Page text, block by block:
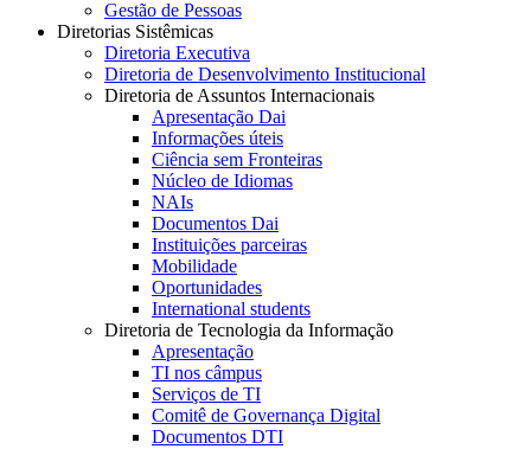
Gestão de Pessoas
Diretorias Sistêmicas
Diretoria Executiva
Diretoria de Desenvolvimento Institucional
Diretoria de Assuntos Internacionais
Apresentação Dai
Informações úteis
Ciência sem Fronteiras
Núcleo de Idiomas
NAIs
Documentos Dai
Instituições parceiras
Mobilidade
Oportunidades
International students
Diretoria de Tecnologia da Informação
Apresentação
TI nos câmpus
Serviços de TI
Comitê de Governança Digital
Documentos DTI